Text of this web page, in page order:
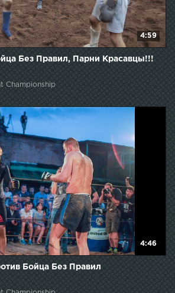
4:59
Без Правил, Парни Красавцы!!!
Championship
4:46
Бойца Без Правил